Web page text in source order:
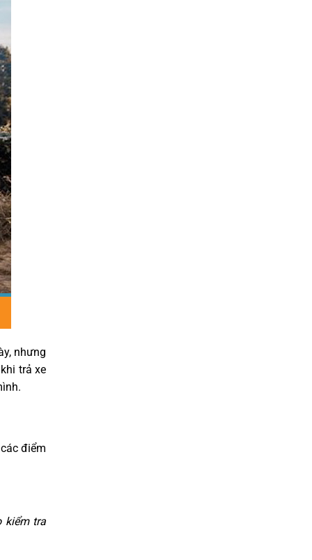
nhưng
trả xe
điểm
kiểm tra